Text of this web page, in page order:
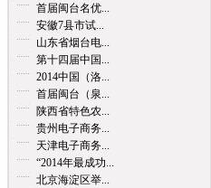
首届闽台名优...
安徽7县市试...
山东省烟台电...
第十四届中国...
2014中国（洛...
首届闽台（泉...
陕西省特色农...
贵州电子商务...
天津电子商务...
“2014年最成功...
北京海淀区举...